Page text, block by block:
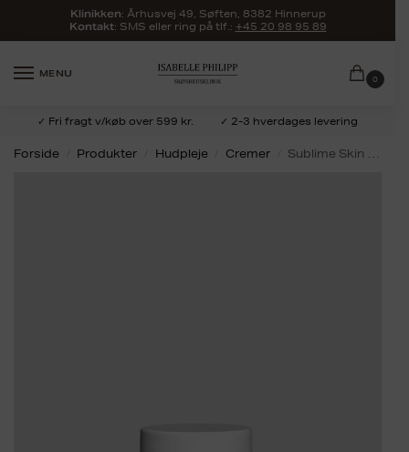
Klinikken: Århusvej 49, Søften, 8382 Hinnerup
Kontakt: SMS eller ring på tlf.: +45 20 98 95 89
MENU 0
✓ Fri fragt v/køb over 599 kr. ✓ 2-3 hverdages levering
Forside Produkter Hudpleje Cremer Sublime Skin Oil Cream – Svigerfars creme